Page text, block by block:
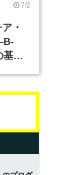
7/2
・
基準